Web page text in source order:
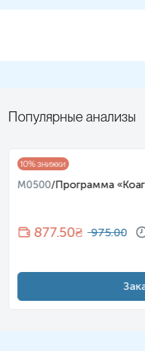
Популярные анализы
10% знижки
M0500/Программа
877.50₴ 975.00